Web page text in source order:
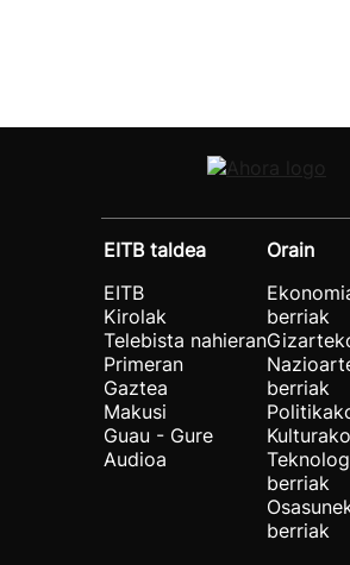
EITB taldea
EITB
Kirolak
Telebista nahieran
Primeran
Gaztea
Makusi
Guau - Gure
Audioa
Orain
berriak
berriak
berriak
berriak